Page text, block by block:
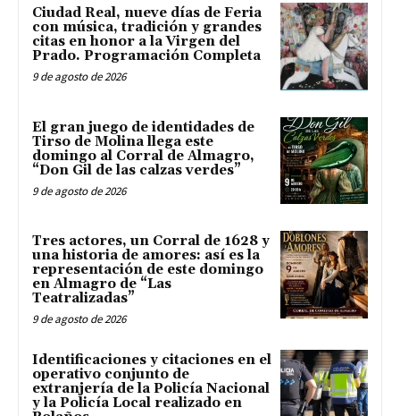
Ciudad Real, nueve días de Feria
con música, tradición y grandes
citas en honor a la Virgen del
Prado. Programación Completa
9 de agosto de 2026
El gran juego de identidades de
Tirso de Molina llega este
domingo al Corral de Almagro,
“Don Gil de las calzas verdes”
9 de agosto de 2026
Tres actores, un Corral de 1628 y
una historia de amores: así es la
representación de este domingo
en Almagro de “Las
Teatralizadas”
9 de agosto de 2026
Identificaciones y citaciones en el
operativo conjunto de
extranjería de la Policía Nacional
y la Policía Local realizado en